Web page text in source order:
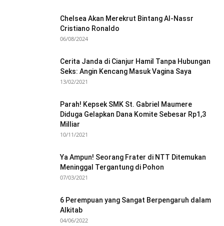
Chelsea Akan Merekrut Bintang Al-Nassr
Cristiano Ronaldo
06/08/2024
Cerita Janda di Cianjur Hamil Tanpa Hubungan
Seks: Angin Kencang Masuk Vagina Saya
13/02/2021
Parah! Kepsek SMK St. Gabriel Maumere
Diduga Gelapkan Dana Komite Sebesar Rp1,3
Milliar
10/11/2021
Ya Ampun! Seorang Frater di NTT Ditemukan
Meninggal Tergantung di Pohon
07/03/2021
6 Perempuan yang Sangat Berpengaruh dalam
Alkitab
04/06/2022